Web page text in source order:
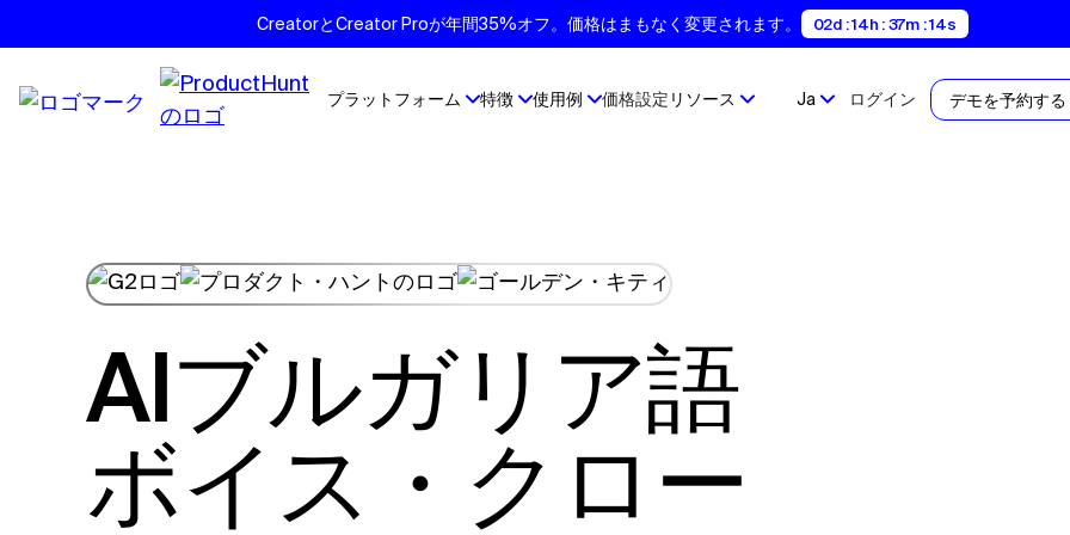
CreatorとCreator Proが年間35%オフ。価格はまもなく変更されます。 02d : 14h : 37m : 13s
プラットフォーム 特徴 使用例 価格設定 リソース Ja ログイン デモを予約する
AIブルガリア語
ボイス・クロー